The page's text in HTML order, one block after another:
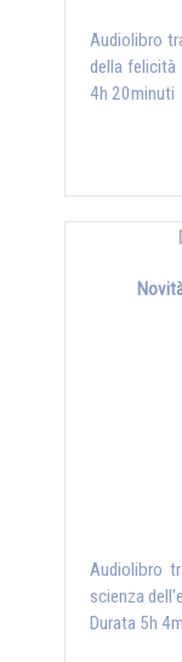
Audiolibro
della felicità
4h 20minuti
Audiolibro
scienza
Durata 5h